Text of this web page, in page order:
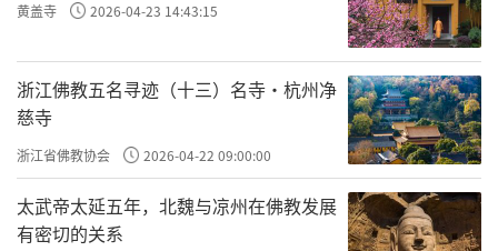
黄盖寺 2026-04-23 14:43:15
浙江佛教五名寻迹（十三）名寺·杭州净
慈寺
浙江省佛教协会 2026-04-22 09:00:00
太武帝太延五年，北魏与凉州在佛教发展
有密切的关系